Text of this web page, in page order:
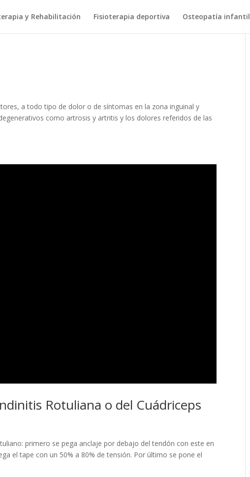
y Rehabilitación Fisioterapia deportiva Osteopatía infantil
a todo tipo de dolor o de síntomas en la zona inguinal y
como artrosis y artritis y los dolores referidos de las
Rotuliana o del Cuádriceps
primero se pega anclaje por debajo del tendón con este en
el tape con un 50% a 80% de tensión. Por último se pone el